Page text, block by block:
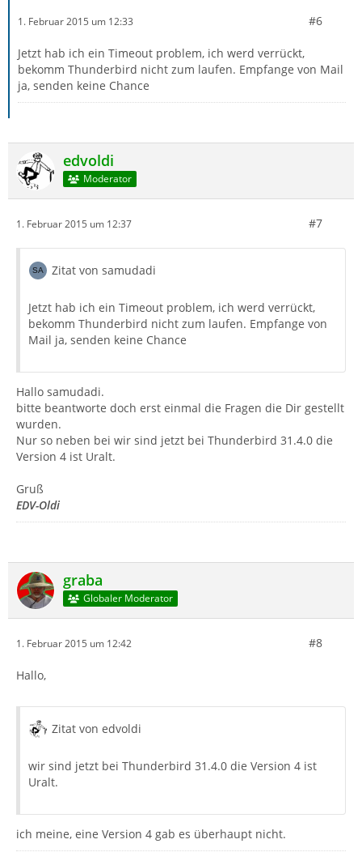
1. Februar 2015 um 12:33 #6
Jetzt hab ich ein Timeout problem, ich werd verrückt,
bekomm Thunderbird nicht zum laufen. Empfange von Mail
ja, senden keine Chance
edvoldi
Moderator
1. Februar 2015 um 12:37 #7
Zitat von samudadi
Jetzt hab ich ein Timeout problem, ich werd verrückt,
bekomm Thunderbird nicht zum laufen. Empfange von
Mail ja, senden keine Chance
Hallo samudadi.
bitte beantworte doch erst einmal die Fragen die Dir gestellt
wurden.
Nur so neben bei wir sind jetzt bei Thunderbird 31.4.0 die
Version 4 ist Uralt.
Gruß
EDV-Oldi
graba
Globaler Moderator
1. Februar 2015 um 12:42 #8
Hallo,
Zitat von edvoldi
wir sind jetzt bei Thunderbird 31.4.0 die Version 4 ist
Uralt.
ich meine, eine Version 4 gab es überhaupt nicht.